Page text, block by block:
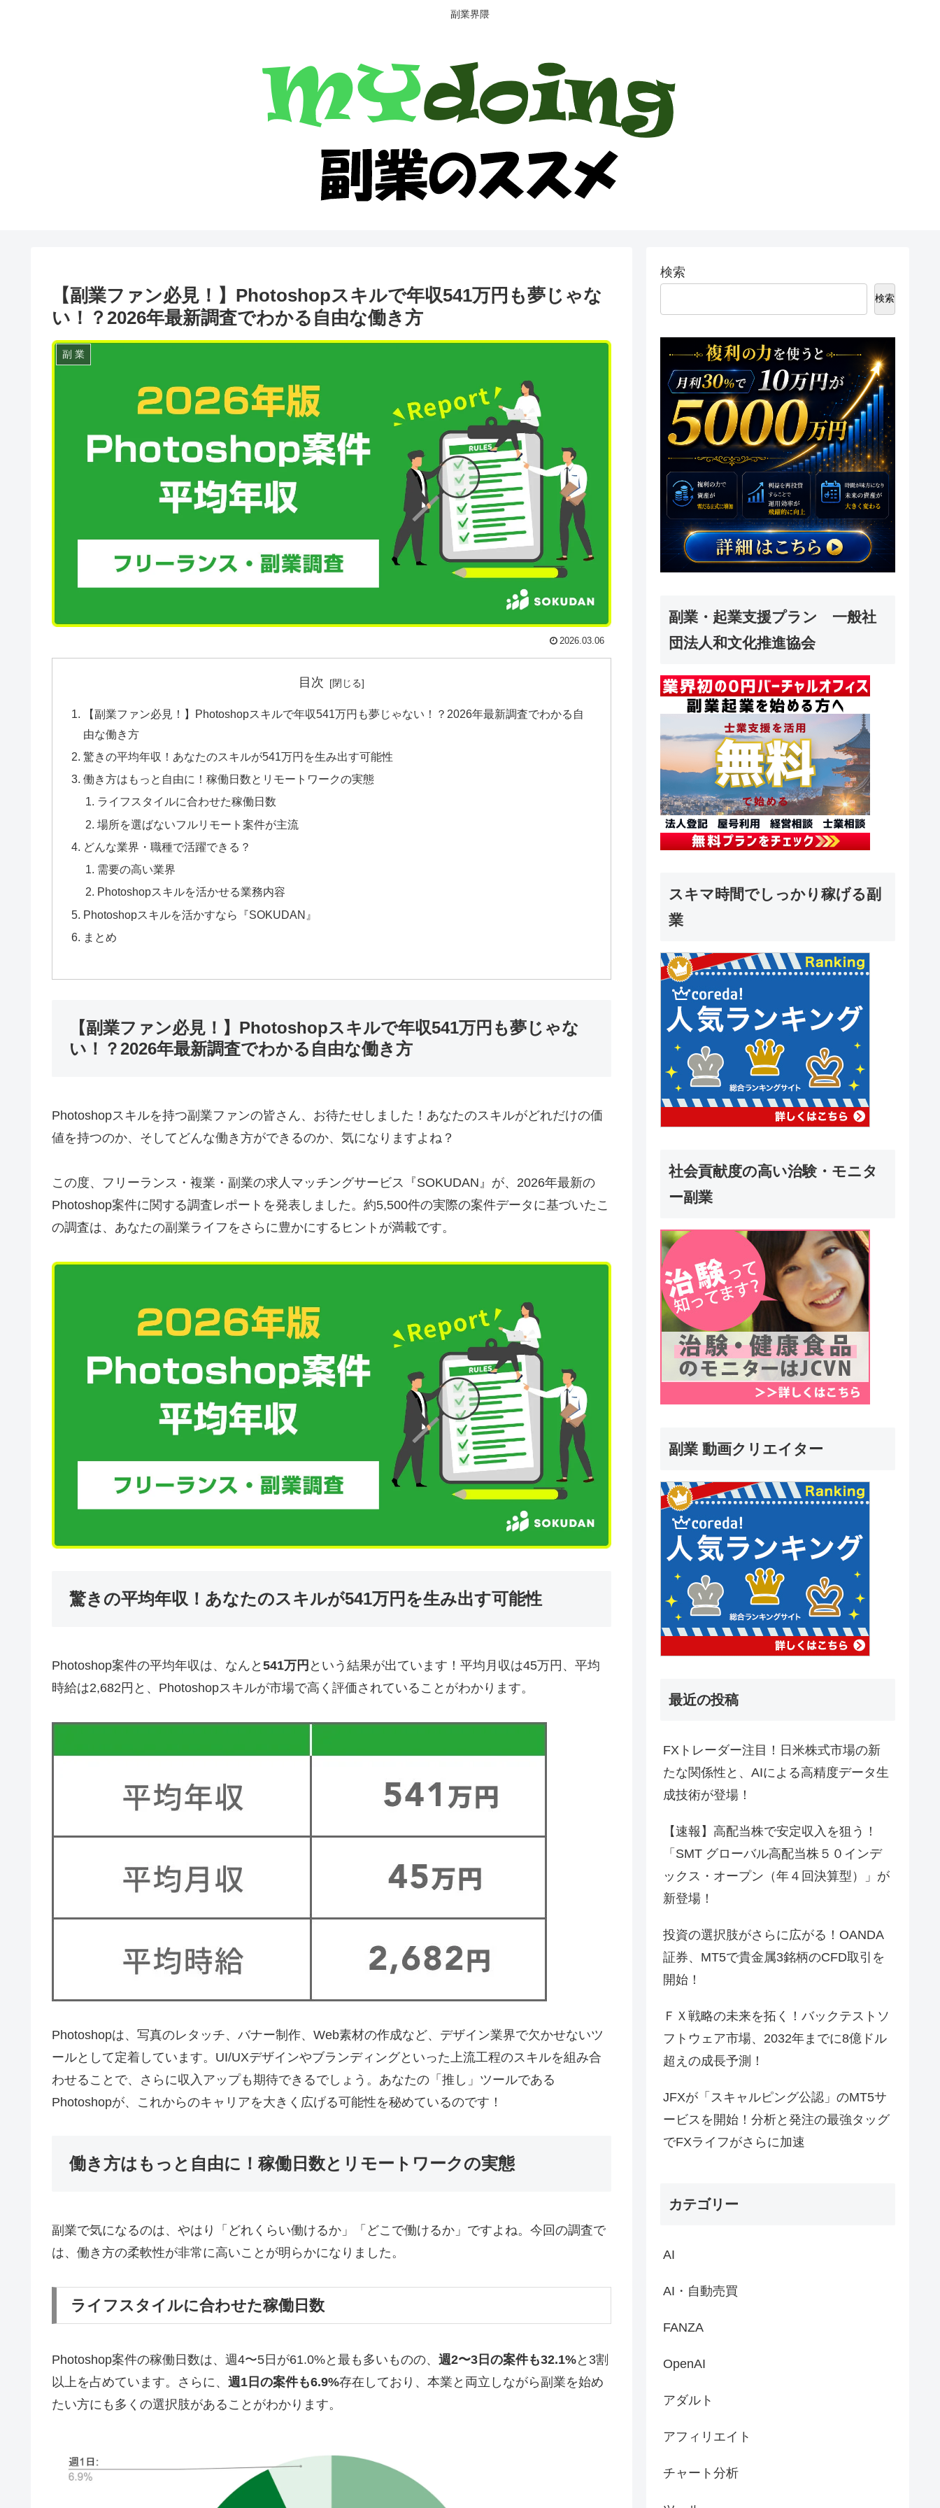
副業界隈
【副業ファン必見！】Photoshopスキルで年収541万円も夢じゃな
い！？2026年最新調査でわかる自由な働き方
副 業
2026.03.06
目次
【副業ファン必見！】Photoshopスキルで年収541万円も夢じゃない！？2026年最新調査でわかる自
由な働き方
驚きの平均年収！あなたのスキルが541万円を生み出す可能性
働き方はもっと自由に！稼働日数とリモートワークの実態
ライフスタイルに合わせた稼働日数
場所を選ばないフルリモート案件が主流
どんな業界・職種で活躍できる？
需要の高い業界
Photoshopスキルを活かせる業務内容
Photoshopスキルを活かすなら『SOKUDAN』
まとめ
【副業ファン必見！】Photoshopスキルで年収541万円も夢じゃな
い！？2026年最新調査でわかる自由な働き方
Photoshopスキルを持つ副業ファンの皆さん、お待たせしました！あなたのスキルがどれだけの価
値を持つのか、そしてどんな働き方ができるのか、気になりますよね？
この度、フリーランス・複業・副業の求人マッチングサービス『SOKUDAN』が、2026年最新の
Photoshop案件に関する調査レポートを発表しました。約5,500件の実際の案件データに基づいたこ
の調査は、あなたの副業ライフをさらに豊かにするヒントが満載です。
驚きの平均年収！あなたのスキルが541万円を生み出す可能性
Photoshop案件の平均年収は、なんと 541万円 という結果が出ています！平均月収は45万円、平均
時給は2,682円と、Photoshopスキルが市場で高く評価されていることがわかります。
Photoshopは、写真のレタッチ、バナー制作、Web素材の作成など、デザイン業界で欠かせないツ
ールとして定着しています。UI/UXデザインやブランディングといった上流工程のスキルを組み合
わせることで、さらに収入アップも期待できるでしょう。あなたの「推し」ツールである
Photoshopが、これからのキャリアを大きく広げる可能性を秘めているのです！
働き方はもっと自由に！稼働日数とリモートワークの実態
副業で気になるのは、やはり「どれくらい働けるか」「どこで働けるか」ですよね。今回の調査で
は、働き方の柔軟性が非常に高いことが明らかになりました。
ライフスタイルに合わせた稼働日数
Photoshop案件の稼働日数は、週4〜5日が61.0%と最も多いものの、 週2〜3日の案件も32.1%と3割
以上を占めています。さらに、 週1日の案件も6.9%存在しており、本業と両立しながら副業を始め
たい方にも多くの選択肢があることがわかります。
検索
検索
副業・起業支援プラン 一般社
団法人和文化推進協会
スキマ時間でしっかり稼げる副
業
社会貢献度の高い治験・モニタ
ー副業
副業 動画クリエイター
最近の投稿
FXトレーダー注目！日米株式市場の新
たな関係性と、AIによる高精度データ生
成技術が登場！
【速報】高配当株で安定収入を狙う！
「SMT グローバル高配当株５０インデ
ックス・オープン（年４回決算型）」が
新登場！
投資の選択肢がさらに広がる！OANDA
証券、MT5で貴金属3銘柄のCFD取引を
開始！
ＦＸ戦略の未来を拓く！バックテストソ
フトウェア市場、2032年までに8億ドル
超えの成長予測！
JFXが「スキャルピング公認」のMT5サ
ービスを開始！分析と発注の最強タッグ
でFXライフがさらに加速
カテゴリー
AI
AI・自動売買
FANZA
OpenAI
アダルト
アフィリエイト
チャート分析